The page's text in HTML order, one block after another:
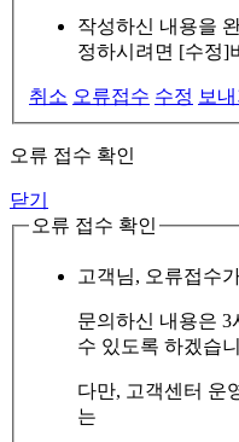
작성하신 내용을
정하시려면 [수정]
취소 오류접수 수정 보내
오류 접수 확인
닫기
오류 접수 확인
고객님, 오류접수
문의하신 내용은 3
수 있도록 하겠습
다만, 고객센터 운
는